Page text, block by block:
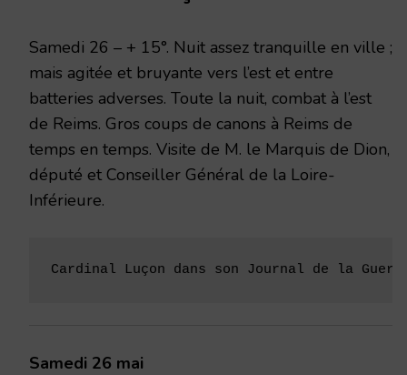
Samedi 26 – + 15°. Nuit assez tranquille en ville ;
mais agitée et bruyante vers l’est et entre
batteries adverses. Toute la nuit, combat à l’est
de Reims. Gros coups de canons à Reims de
temps en temps. Visite de M. le Marquis de Dion,
député et Conseiller Général de la Loire-
Inférieure.
Cardinal Luçon dans son Journal de la
Samedi 26 mai